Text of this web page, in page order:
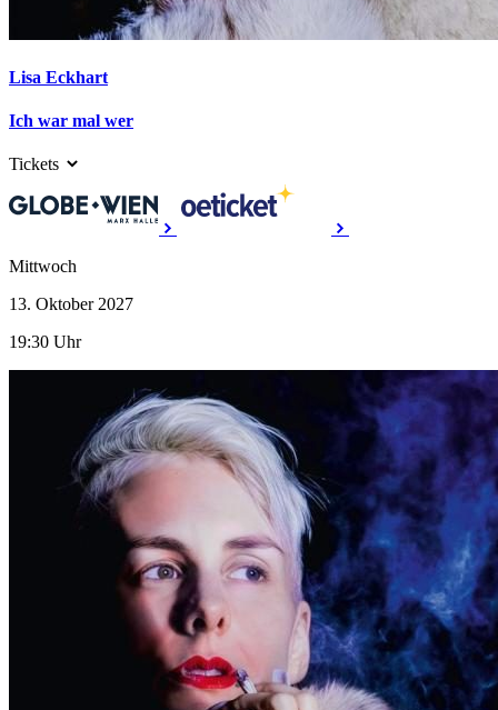
Lisa Eckhart
Ich war mal wer
Tickets
Mittwoch
13. Oktober 2027
19:30 Uhr